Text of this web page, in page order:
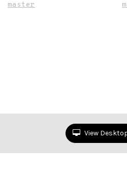
master
View